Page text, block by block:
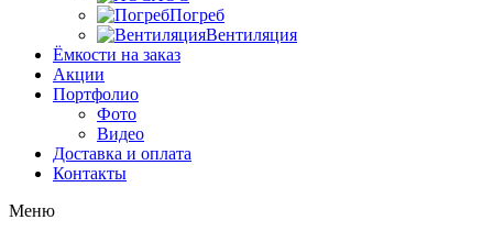
Погреб
Вентиляция
Ёмкости на заказ
Акции
Портфолио
Фото
Видео
Доставка и оплата
Контакты
Меню